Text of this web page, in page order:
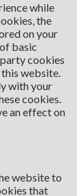
while
the
on your
basic
cookies
this website.
with your
cookies.
an effect on
website to
that